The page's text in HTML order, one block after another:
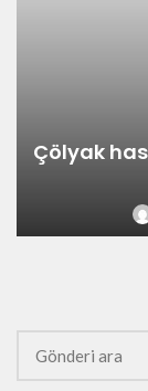
Çölyak